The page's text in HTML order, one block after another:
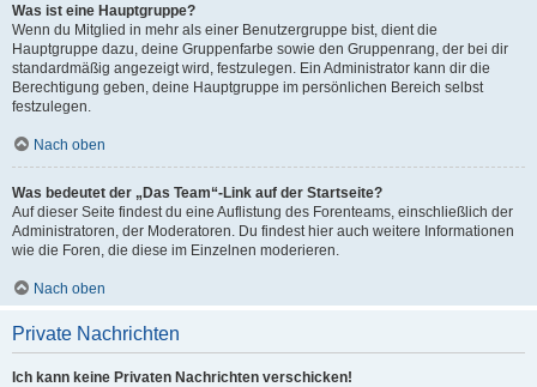
Was ist eine Hauptgruppe?
Wenn du Mitglied in mehr als einer Benutzergruppe bist, dient die
Hauptgruppe dazu, deine Gruppenfarbe sowie den Gruppenrang, der bei dir
standardmäßig angezeigt wird, festzulegen. Ein Administrator kann dir die
Berechtigung geben, deine Hauptgruppe im persönlichen Bereich selbst
festzulegen.
Nach oben
Was bedeutet der „Das Team“-Link auf der Startseite?
Auf dieser Seite findest du eine Auflistung des Forenteams, einschließlich der
Administratoren, der Moderatoren. Du findest hier auch weitere Informationen
wie die Foren, die diese im Einzelnen moderieren.
Nach oben
Private Nachrichten
Ich kann keine Privaten Nachrichten verschicken!